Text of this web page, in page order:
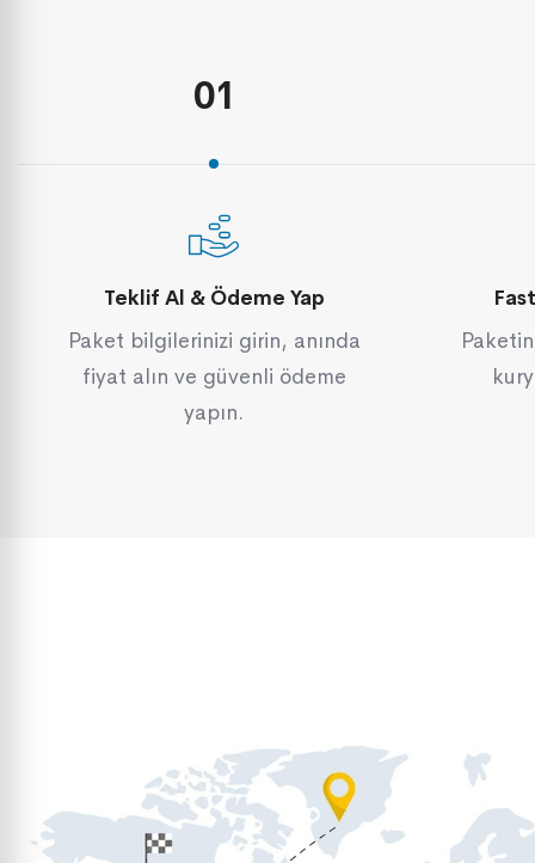
01
Teklif Al & Ödeme Yap
Paket bilgilerinizi girin, anında
fiyat alın ve güvenli ödeme
yapın.